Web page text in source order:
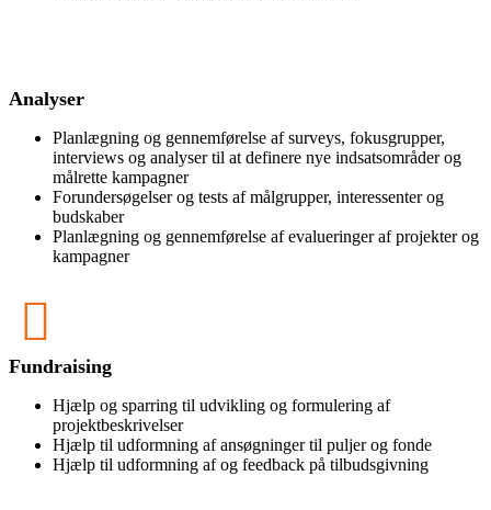
Analyser
Planlægning og gennemførelse af surveys, fokusgrupper,
interviews og analyser til at definere nye indsatsområder og
målrette kampagner
Forundersøgelser og tests af målgrupper, interessenter og
budskaber
Planlægning og gennemførelse af evalueringer af projekter og
kampagner
Fundraising
Hjælp og sparring til udvikling og formulering af
projektbeskrivelser
Hjælp til udformning af ansøgninger til puljer og fonde
Hjælp til udformning af og feedback på tilbudsgivning